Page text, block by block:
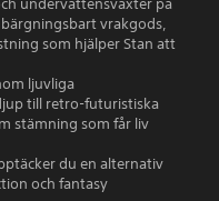
undervattensväxter på
vrakgods,
som hjälper Stan att
ljuvliga
till retro-futuristiska
stämning som får liv
du en alternativ
och fantasy